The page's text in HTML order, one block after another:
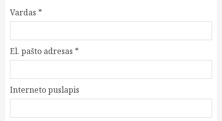
Vardas *
El. pašto adresas *
Interneto puslapis